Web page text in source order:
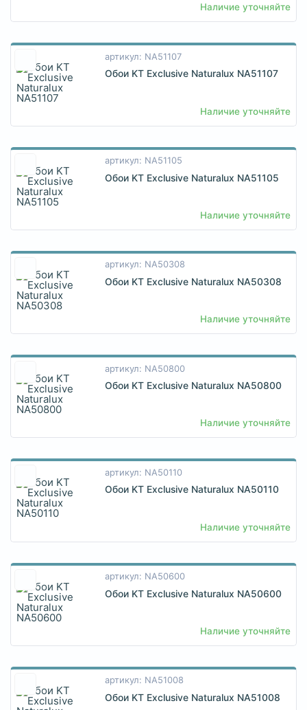
Наличие уточняйте
артикул: NA51107
Обои KT Exclusive Naturalux NA51107
Наличие уточняйте
артикул: NA51105
Обои KT Exclusive Naturalux NA51105
Наличие уточняйте
артикул: NA50308
Обои KT Exclusive Naturalux NA50308
Наличие уточняйте
артикул: NA50800
Обои KT Exclusive Naturalux NA50800
Наличие уточняйте
артикул: NA50110
Обои KT Exclusive Naturalux NA50110
Наличие уточняйте
артикул: NA50600
Обои KT Exclusive Naturalux NA50600
Наличие уточняйте
артикул: NA51008
Обои KT Exclusive Naturalux NA51008